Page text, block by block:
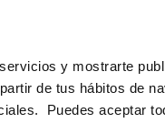
y mostrarte
de tus hábitos de
Puedes aceptar
Conócenos